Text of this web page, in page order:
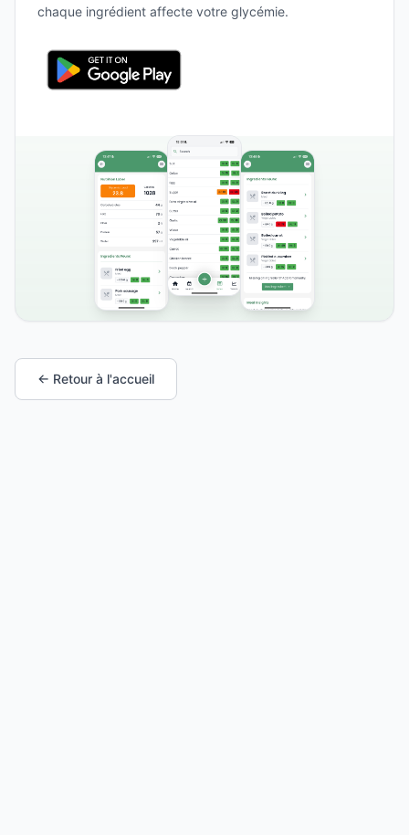
chaque ingrédient affecte votre glycémie.
← Retour à l'accueil